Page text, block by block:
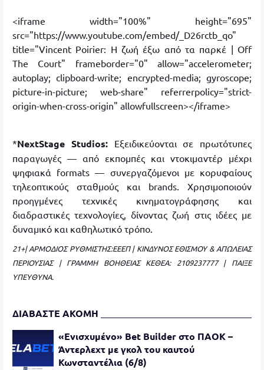
<iframe width="100%" height="695"
src="https://www.youtube.com/embed/_D26rctb_qo"
title="Vincent Poirier: Η ζωή έξω από τα παρκέ | Off
The Court" frameborder="0" allow="accelerometer;
autoplay; clipboard-write; encrypted-media; gyroscope;
picture-in-picture; web-share" referrerpolicy="strict-
origin-when-cross-origin" allowfullscreen></iframe>
*NextStage Studios:Εξειδικεύονται σε πρωτότυπες
παραγωγές — από εκπομπές και ντοκιμαντέρ μέχρι
ψηφιακά formats — συνεργαζόμενοι με κορυφαίους
τηλεοπτικούς σταθμούς και brands. Χρησιμοποιούν
προηγμένες τεχνικές κινηματογράφησης και
διαδραστικές τεχνολογίες, δίνοντας ζωή στις ιδέες με
δυναμικό και καθηλωτικό τρόπο.
21+| ΑΡΜΟΔΙΟΣ ΡΥΘΜΙΣΤΗΣ:ΕΕΕΠ | ΚΙΝΔΥΝΟΣ ΕΘΙΣΜΟΥ & ΑΠΩΛΕΙΑΣ
ΠΕΡΙΟΥΣΙΑΣ | ΓΡΑΜΜΗ ΒΟΗΘΕΙΑΣ ΚΕΘΕΑ: 2109237777 | ΠΑΙΞΕ
ΥΠΕΥΘΥΝΑ.
ΔΙΑΒΑΣΤΕ ΑΚΟΜΗ
«Ενισχυμένο» Bet Builder στο ΠΑΟΚ –
Άντερλεχτ με γκολ του καυτού
Κωνσταντέλια (6/8)